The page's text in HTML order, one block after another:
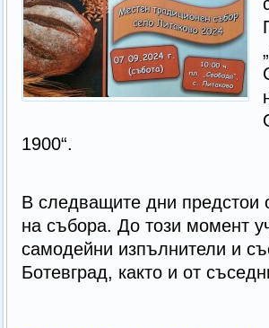
1900“.
В следващите дни предстои
на събора. До този момент
самодейни изпълнители и
Ботевград, както и от